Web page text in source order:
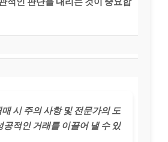
시 주의 사항 및 전문가의 도
공적인 거래를 이끌어 낼 수 있